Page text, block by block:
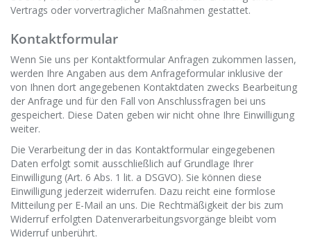
Vertrags oder vorvertraglicher Maßnahmen gestattet.
Kontaktformular
Wenn Sie uns per Kontaktformular Anfragen zukommen lassen,
werden Ihre Angaben aus dem Anfrageformular inklusive der
von Ihnen dort angegebenen Kontaktdaten zwecks Bearbeitung
der Anfrage und für den Fall von Anschlussfragen bei uns
gespeichert. Diese Daten geben wir nicht ohne Ihre Einwilligung
weiter.
Die Verarbeitung der in das Kontaktformular eingegebenen
Daten erfolgt somit ausschließlich auf Grundlage Ihrer
Einwilligung (Art. 6 Abs. 1 lit. a DSGVO). Sie können diese
Einwilligung jederzeit widerrufen. Dazu reicht eine formlose
Mitteilung per E-Mail an uns. Die Rechtmäßigkeit der bis zum
Widerruf erfolgten Datenverarbeitungsvorgänge bleibt vom
Widerruf unberührt.